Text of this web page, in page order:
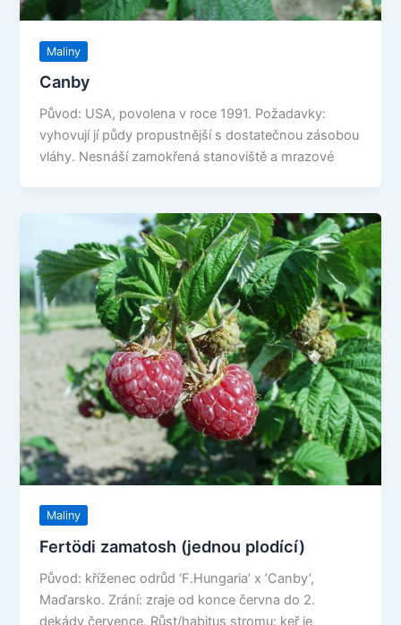
Maliny
Canby
Původ: USA, povolena v roce 1991. Požadavky:
vyhovují jí půdy propustnější s dostatečnou zásobou
vláhy. Nesnáší zamokřená stanoviště a mrazové
Maliny
Fertödi zamatosh (jednou plodící)
Původ: kříženec odrůd ’F.Hungaria’ x ’Canby’,
Maďarsko. Zrání: zraje od konce června do 2.
dekády července. Růst/habitus stromu: keř je